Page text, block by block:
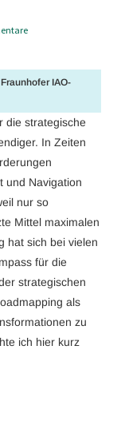
IAO-
die strategische
In Zeiten
und Navigation
nur so
Mittel maximalen
hat sich bei vielen
für die
strategischen
als
zu
ich hier kurz